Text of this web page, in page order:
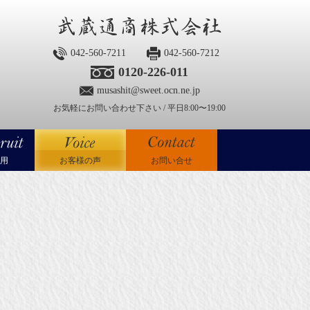
042-560-7211 042-560-7212
0120-226-011
musashit@sweet.ocn.ne.jp
お気軽にお問い合わせ下さい / 平日8:00〜19:00
お客様の声 お問い合せ